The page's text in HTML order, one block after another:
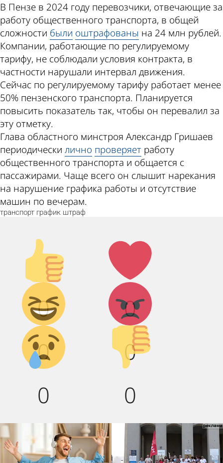
В Пензе в 2024 году перевозчики, отвечающие за
работу общественного транспорта, в общей
сложности были оштрафованы на 24 млн рублей.
Компании, работающие по регулируемому
тарифу, не соблюдали условия контракта, в
частности нарушали интервал движения.
Сейчас по регулируемому тарифу работает менее
50% пензенского транспорта. Планируется
повысить показатель так, чтобы он перевалил за
эту отметку.
Глава областного минстроя Александр Гришаев
периодически лично проверяет работу
общественного транспорта и общается с
пассажирами. Чаще всего он слышит нарекания
на нарушение графика работы и отсутствие
машин по вечерам.
транспорт график штраф
Палец
вверх!
0
Лайк!
0
Дикий
смех!
0
Агрессия!
0
Грусть :(
0
Палец
вниз!
0